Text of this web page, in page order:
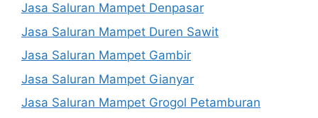
Jasa Saluran Mampet Denpasar
Jasa Saluran Mampet Duren Sawit
Jasa Saluran Mampet Gambir
Jasa Saluran Mampet Gianyar
Jasa Saluran Mampet Grogol Petamburan